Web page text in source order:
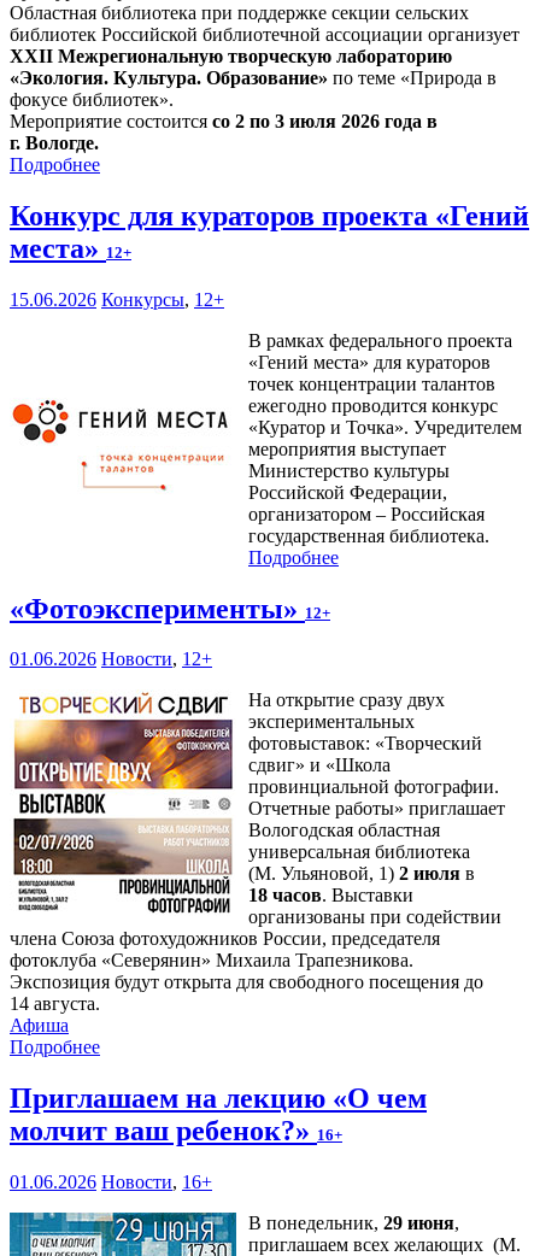
Областная библиотека при поддержке секции сельских
библиотек Российской библиотечной ассоциации организует
XXII Межрегиональную творческую лабораторию
«Экология. Культура. Образование» по теме «Природа в
фокусе библиотек».
Мероприятие состоится со 2 по 3 июля 2026 года в
г. Вологде.
Подробнее
Конкурс для кураторов проекта «Гений
места» 12+
15.06.2026 Конкурсы, 12+
В рамках федерального проекта
«Гений места» для кураторов
точек концентрации талантов
ежегодно проводится конкурс
«Куратор и Точка». Учредителем
мероприятия выступает
Министерство культуры
Российской Федерации,
организатором – Российская
государственная библиотека.
Подробнее
«Фотоэксперименты» 12+
01.06.2026 Новости, 12+
На открытие сразу двух
экспериментальных
фотовыставок: «Творческий
сдвиг» и «Школа
провинциальной фотографии.
Отчетные работы» приглашает
Вологодская областная
универсальная библиотека
(М. Ульяновой, 1) 2 июля в
18 часов. Выставки
организованы при содействии
члена Союза фотохудожников России, председателя
фотоклуба «Северянин» Михаила Трапезникова.
Экспозиция будут открыта для свободного посещения до
14 августа.
Афиша
Подробнее
Приглашаем на лекцию «О чем
молчит ваш ребенок?» 16+
01.06.2026 Новости, 16+
В понедельник, 29 июня,
приглашаем всех желающих (М.